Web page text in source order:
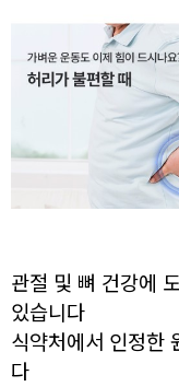
관절 및 뼈 건강에
있습니다
식약처에서 인정한
다